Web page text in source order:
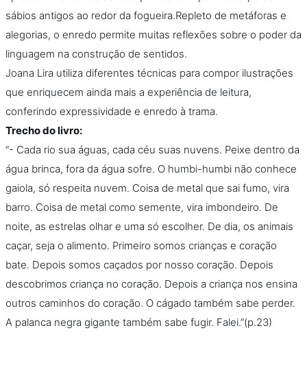
sábios antigos ao redor da fogueira.Repleto de metáforas e
alegorias, o enredo permite muitas reflexões sobre o poder da
linguagem na construção de sentidos.
Joana Lira utiliza diferentes técnicas para compor ilustrações
que enriquecem ainda mais a experiência de leitura,
conferindo expressividade e enredo à trama.
Trecho do livro:
“- Cada rio sua águas, cada céu suas nuvens. Peixe dentro da
água brinca, fora da água sofre. O humbi-humbi não conhece
gaiola, só respeita nuvem. Coisa de metal que sai fumo, vira
barro. Coisa de metal como semente, vira imbondeiro. De
noite, as estrelas olhar e uma só escolher. De dia, os animais
caçar, seja o alimento. Primeiro somos crianças e coração
bate. Depois somos caçados por nosso coração. Depois
descobrimos criança no coração. Depois a criança nos ensina
outros caminhos do coração. O cágado também sabe perder.
A palanca negra gigante também sabe fugir. Falei.”(p.23)